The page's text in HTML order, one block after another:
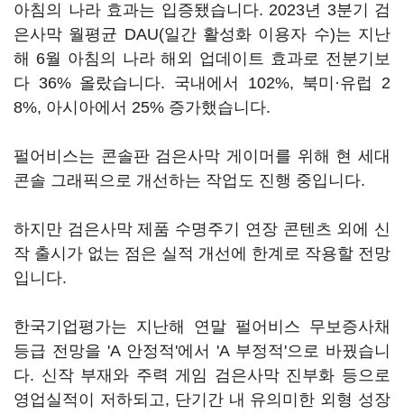
아침의 나라 효과는 입증됐습니다. 2023년 3분기 검
은사막 월평균 DAU(일간 활성화 이용자 수)는 지난
해 6월 아침의 나라 해외 업데이트 효과로 전분기보
다 36% 올랐습니다. 국내에서 102%, 북미·유럽 2
8%, 아시아에서 25% 증가했습니다.
펄어비스는 콘솔판 검은사막 게이머를 위해 현 세대
콘솔 그래픽으로 개선하는 작업도 진행 중입니다.
하지만 검은사막 제품 수명주기 연장 콘텐츠 외에 신
작 출시가 없는 점은 실적 개선에 한계로 작용할 전망
입니다.
한국기업평가는 지난해 연말 펄어비스 무보증사채
등급 전망을 'A 안정적'에서 'A 부정적'으로 바꿨습니
다. 신작 부재와 주력 게임 검은사막 진부화 등으로
영업실적이 저하되고, 단기간 내 유의미한 외형 성장